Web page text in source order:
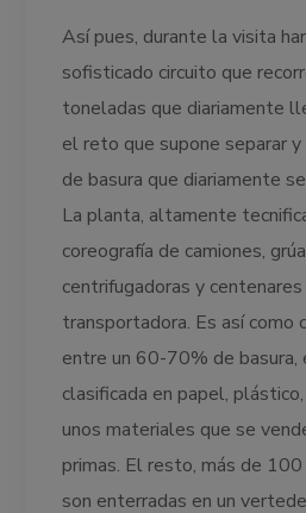
Así pues, durante la visita
sofisticado circuito que
toneladas que diariamente
el reto que supone separar
de basura que diariamente
La planta, altamente
coreografía de camiones,
centrifugadoras y
transportadora. Es así como
entre un 60-70% de basura,
clasificada en papel,
unos materiales que se
primas. El resto, más de
son enterradas en un